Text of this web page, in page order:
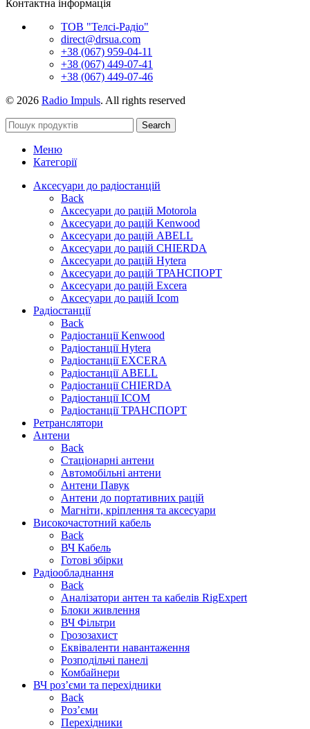
Контактна інформація
ТОВ "Телсі-Радіо"
direct@drsua.com
+38 (067) 959-04-11
+38 (067) 449-07-41
+38 (067) 449-07-46
© 2026 Radio Impuls. All rights reserved
Search
Меню
Категорії
Аксесуари до радіостанцій
Back
Аксесуари до рацій Motorola
Аксесуари до рацій Kenwood
Аксесуари до рацій ABELL
Аксесуари до рацій CHIERDA
Аксесуари до рацій Hytera
Аксесуари до рацій ТРАНСПОРТ
Аксесуари до рацій Excera
Аксесуари до рацій Icom
Радіостанції
Back
Радіостанції Kenwood
Радіостанції Hytera
Радіостанції EXCERA
Радіостанції ABELL
Радіостанції CHIERDA
Радіостанції ICOM
Радіостанції ТРАНСПОРТ
Ретранслятори
Антени
Back
Стаціонарні антени
Автомобільні антени
Антени Павук
Антени до портативних рацій
Магніти, кріплення та аксесуари
Високочастотний кабель
Back
ВЧ Кабель
Готові збірки
Радіообладнання
Back
Аналізатори антен та кабелів RigExpert
Блоки живлення
ВЧ Фільтри
Грозозахист
Еквіваленти навантаження
Розподільчі панелі
Комбайнери
ВЧ роз’єми та перехідники
Back
Роз’єми
Перехідники